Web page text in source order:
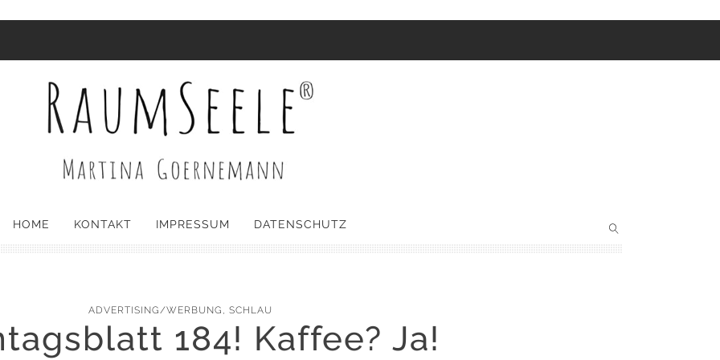
HOME KONTAKT IMPRESSUM DATENSCHUTZ
ADVERTISING/WERBUNG , SCHLAU
184! Kaffee? Ja!